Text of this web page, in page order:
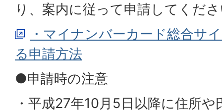
り、案内に従って申請してくだ
・マイナンバーカード総合サ
る申請方法
●申請時の注意
・平成27年10月5日以降に住所